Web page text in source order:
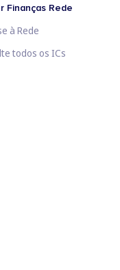
Finanças Rede
à Rede
todos os ICs